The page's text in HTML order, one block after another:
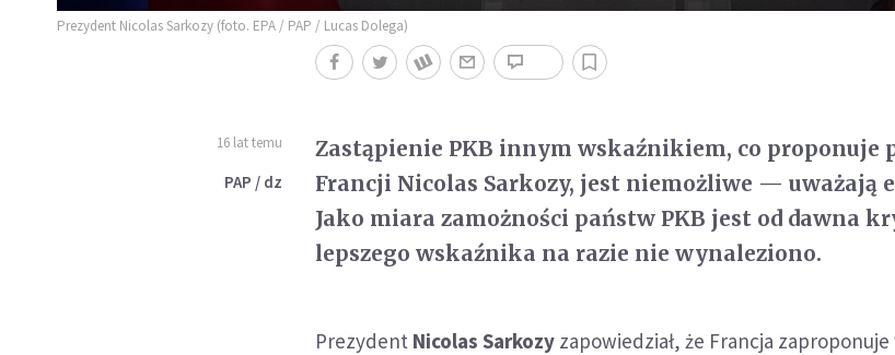
Prezydent Nicolas Sarkozy (foto. EPA / PAP / Lucas Dolega)
16 lat temu
PAP / dz
Zastąpienie PKB innym wskaźnikiem, co proponuje
Francji Nicolas Sarkozy, jest niemożliwe — uważają
Jako miara zamożności państw PKB jest od dawna
lepszego wskaźnika na razie nie wynaleziono.
Prezydent Nicolas Sarkozy zapowiedział, że Francja